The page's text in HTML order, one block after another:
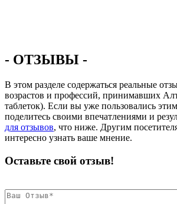
- ОТЗЫВЫ -
В этом разделе содержаться реальные
возрастов и профессий, принимавших
таблеток). Если вы уже пользовались
поделитесь своими впечатлениями и
для отзывов, что ниже. Другим
интересно узнать ваше мнение.
Оставьте свой отзыв!